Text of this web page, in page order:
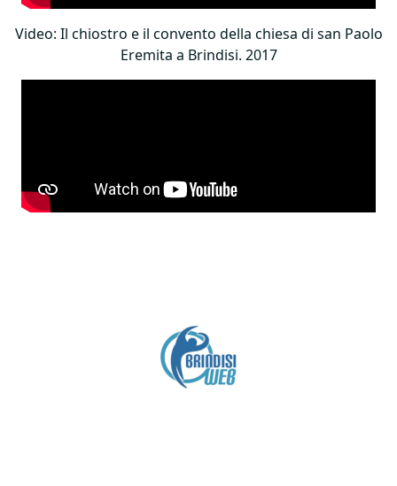
Video: Il chiostro e il convento della chiesa di san Paolo
Eremita a Brindisi. 2017